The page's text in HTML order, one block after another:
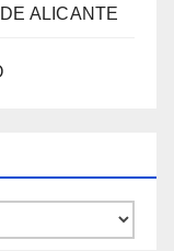
ALICANTE